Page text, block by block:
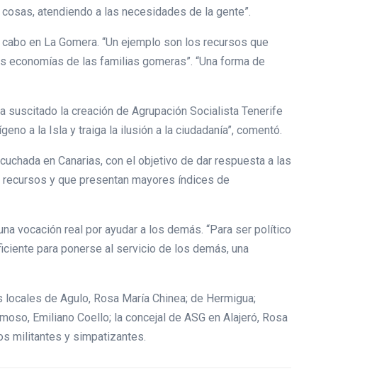
atendiendo a las necesidades de la gente”.
en La Gomera. “Un ejemplo son los recursos que
de las familias gomeras”. “Una forma de
suscitado la creación de Agrupación Socialista Tenerife
a la Isla y traiga la ilusión a la ciudadanía”, comentó.
en Canarias, con el objetivo de dar respuesta a las
y que presentan mayores índices de
vocación real por ayudar a los demás. “Para ser político
para ponerse al servicio de los demás, una
de Agulo, Rosa María Chinea; de Hermigua;
Emiliano Coello; la concejal de ASG en Alajeró, Rosa
militantes y simpatizantes.